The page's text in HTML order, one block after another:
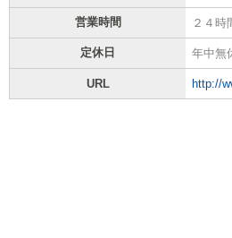
営業時間 ２４時
定休日 年中無
URL http://